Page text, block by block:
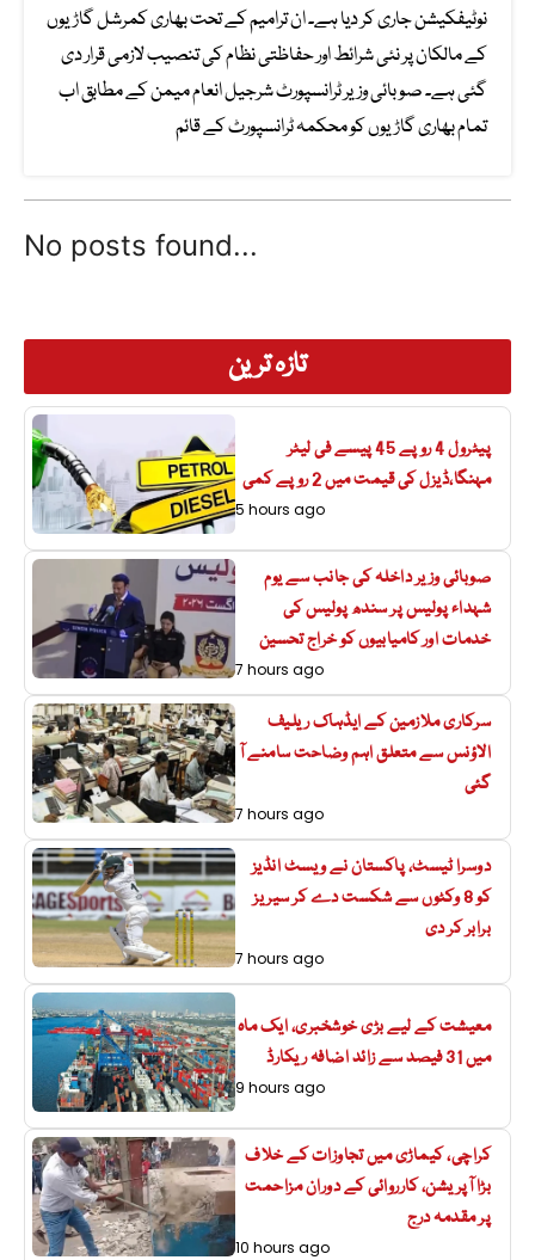
تازہ ترین
پیٹرول 4 روپے 45 پیسے فی لیٹر
مہنگا،ڈیزل کی قیمت میں 2 روپے کمی
5 hours ago
صوبائی وزیر داخلہ کی جانب سے یوم
شہداء پولیس پر سندھ پولیس کی
خدمات اور کامیابیوں کو خراج تحسین
7 hours ago
سرکاری ملازمین کے ایڈہاک ریلیف
الاؤنس سے متعلق اہم وضاحت سامنے آ
گئی
7 hours ago
دوسرا ٹیسٹ، پاکستان نے ویسٹ انڈیز
کو 8 وکٹوں سے شکست دے کر سیریز
برابر کر دی
7 hours ago
معیشت کے لیے بڑی خوشخبری، ایک ماہ
میں 31 فیصد سے زائد اضافہ ریکارڈ
9 hours ago
کراچی، کیماڑی میں تجاوزات کے خلاف
بڑا آپریشن، کارروائی کے دوران مزاحمت
پر مقدمہ درج
10 hours ago
نوٹیفکیشن جاری کر دیا ہے۔ ان ترامیم کے تحت بھاری کمرشل گاڑیوں
کے مالکان پر نئی شرائط اور حفاظتی نظام کی تنصیب لازمی قرار دی
گئی ہے۔ صوبائی وزیر ٹرانسپورٹ شرجیل انعام میمن کے مطابق اب
تمام بھاری گاڑیوں کو محکمہ ٹرانسپورٹ کے قائم
No posts found...